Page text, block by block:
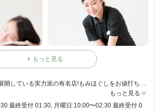
もっと見る
全国に600店舗以上展開している実力派の有名店!もみほぐしをお値打ち価格で☆60分3,980円(りらくるアプリ会員価格3,600円)
もっと見る
最終受付 01:30, 月曜日:10:00〜02:30 最終受付 0